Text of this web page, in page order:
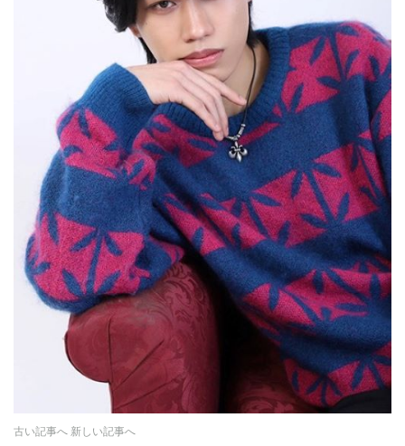
古い記事へ 新しい記事へ